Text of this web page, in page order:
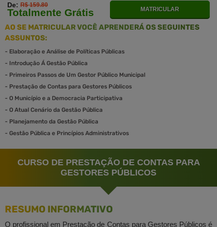
De: R$ 159.80
Totalmente Grátis MATRICULAR
AO SE MATRICULAR VOCÊ APRENDERÁ OS SEGUINTES
ASSUNTOS:
- Elaboração e Análise de Políticas Públicas
- Introdução Á Gestão Pública
- Primeiros Passos de Um Gestor Público Municipal
- Prestação de Contas para Gestores Públicos
- O Município e a Democracia Participativa
- O Atual Cenário da Gestão Pública
- Planejamento da Gestão Pública
- Gestão Pública e Princípios Administrativos
CURSO DE PRESTAÇÃO DE CONTAS PARA
GESTORES PÚBLICOS
RESUMO INFORMATIVO
O profissional em Prestação de Contas para Gestores Públicos é